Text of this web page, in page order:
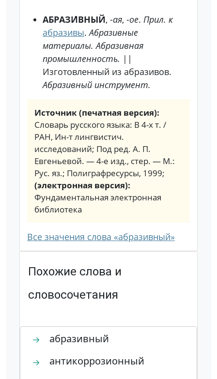
АБРАЗИ́ВНЫЙ, -ая, -ое. Прил. к
абразивы.Абразивные
материалы. Абразивная
промышленность. ||
Изготовленный из абразивов.
Абразивный инструмент.
Источник (печатная версия):
Словарь русского языка: В 4-х т. /
РАН, Ин-т лингвистич.
исследований; Под ред. А. П.
Евгеньевой. — 4-е изд., стер. — М.:
Рус. яз.; Полиграфресурсы, 1999;
(электронная версия):
Фундаментальная электронная
библиотека
Все значения слова «абразивный»
Похожие слова и
словосочетания
→ абразивный
→ антикоррозионный